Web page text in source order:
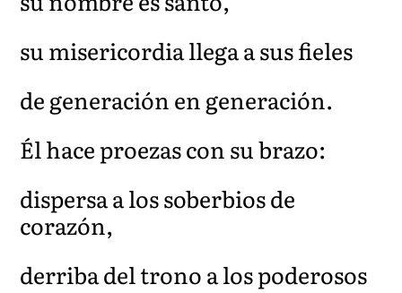
su misericordia llega a sus fieles
de generación en generación.
Él hace proezas con su brazo:
dispersa a los soberbios de
corazón,
derriba del trono a los poderosos